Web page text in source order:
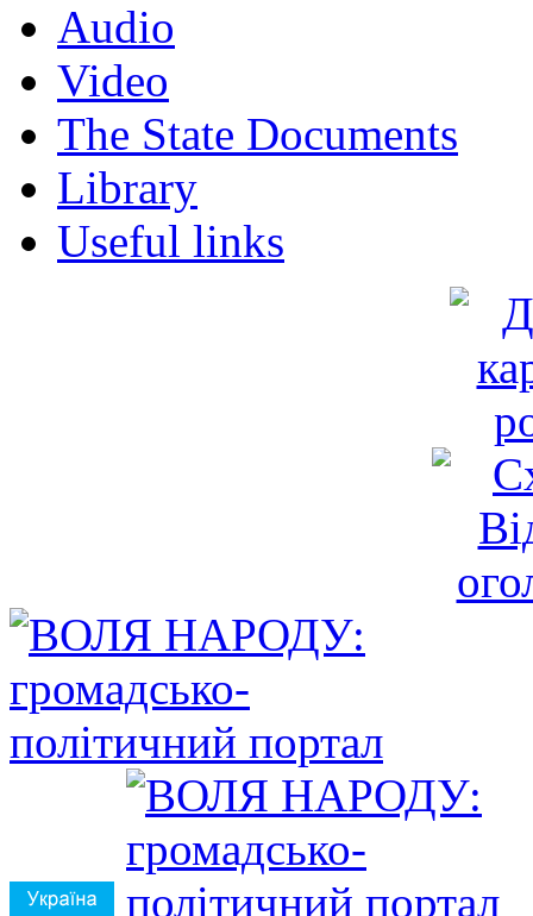
Audio
Video
The State Documents
Library
Useful links